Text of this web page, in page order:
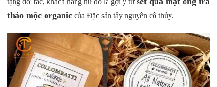
tặng đối tác, khách hàng nữ đó là gợi ý từ
thảo mộc organic của Đặc sản tây nguyên cô thủy.